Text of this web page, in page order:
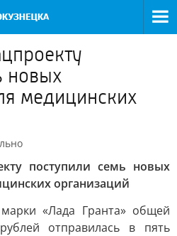
новых
медицинских
поступили семь новых
организаций
«Лада Гранта» общей
отправилась в пять